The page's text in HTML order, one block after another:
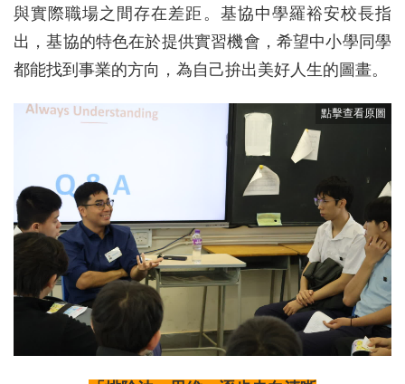
與實際職場之間存在差距。基協中學羅裕安校長指
出，基協的特色在於提供實習機會，希望中小學同學
都能找到事業的方向，為自己拚出美好人生的圖畫。